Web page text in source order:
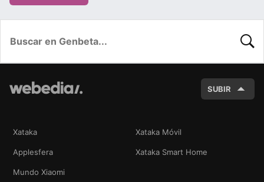
SUBIR
Xataka Xataka Móvil
Applesfera Xataka Smart Home
Mundo Xiaomi